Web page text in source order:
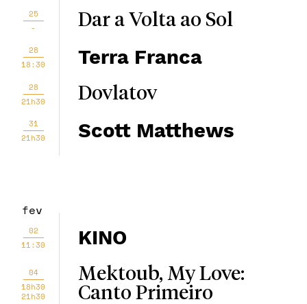
25
-
Dar a Volta ao Sol
28
18:30
Terra Franca
28
21h30
Dovlatov
31
21h30
Scott Matthews
fev
02
11:30
KINO
04
18h30
21h30
Mektoub, My Love:
Canto Primeiro